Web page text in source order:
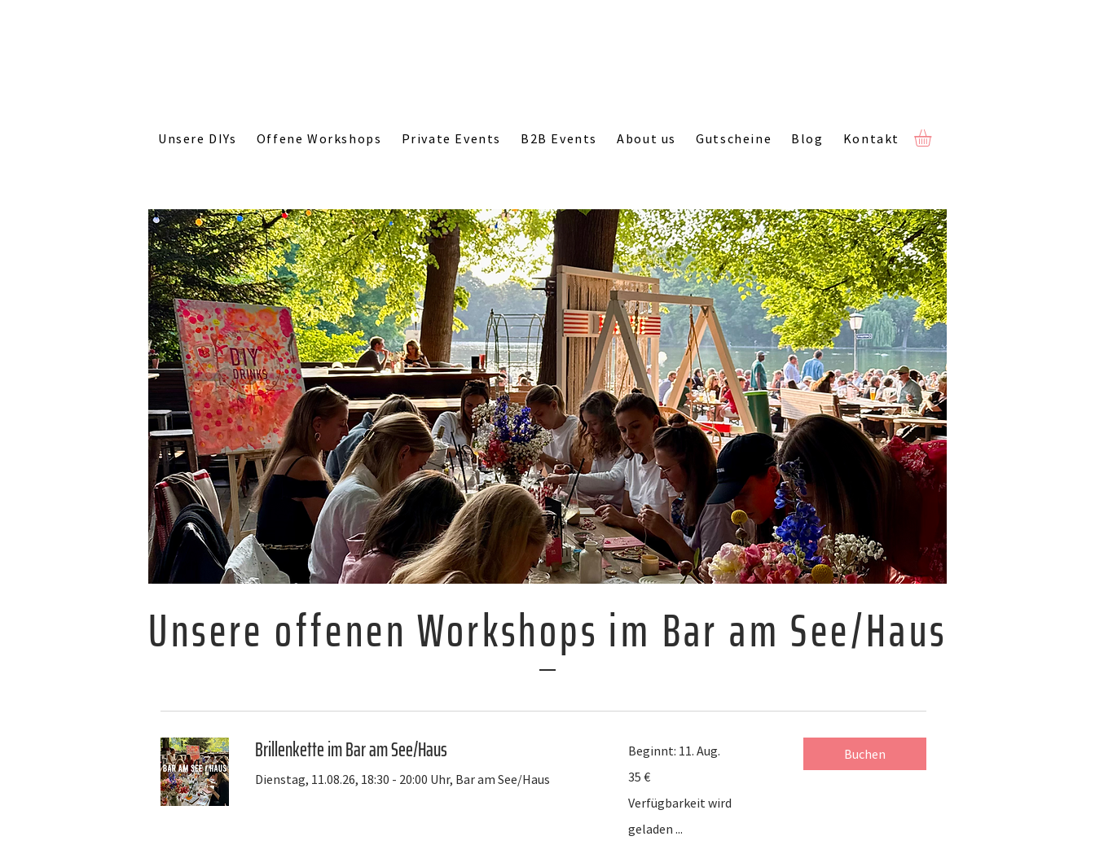
Unsere DIYs Offene Workshops Private Events B2B Events About us Gutscheine Blog Kontakt
Unsere offenen Workshops im Bar am See/Haus
Brillenkette im Bar am See/Haus
Dienstag, 11.08.26, 18:30 - 20:00 Uhr, Bar am See/Haus
Beginnt: 11. Aug.
Euro
35 €
Verfügbarkeit wird
geladen ...
Buchen